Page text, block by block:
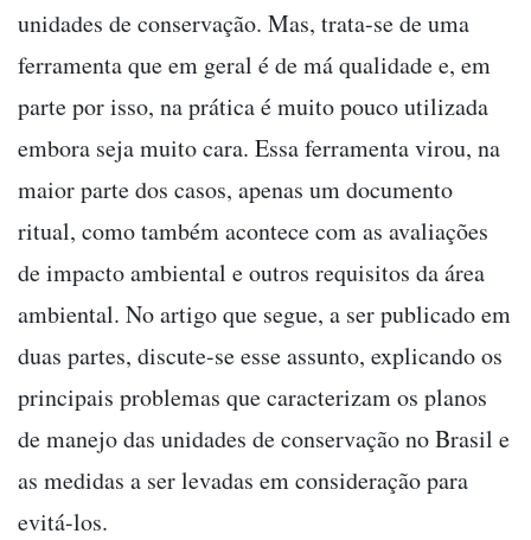
unidades de conservação. Mas, trata-se de uma
ferramenta que em geral é de má qualidade e, em
parte por isso, na prática é muito pouco utilizada
embora seja muito cara. Essa ferramenta virou, na
maior parte dos casos, apenas um documento
ritual, como também acontece com as avaliações
de impacto ambiental e outros requisitos da área
ambiental. No artigo que segue, a ser publicado em
duas partes, discute-se esse assunto, explicando os
principais problemas que caracterizam os planos
de manejo das unidades de conservação no Brasil e
as medidas a ser levadas em consideração para
evitá-los.